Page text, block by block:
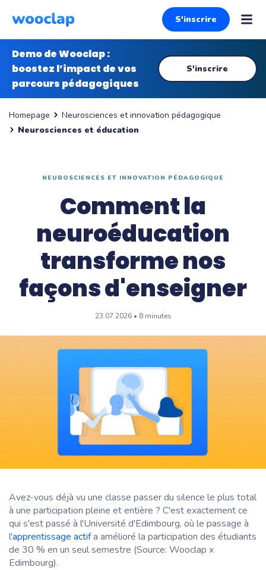
S'inscrire
Demo de Wooclap :
boostez l’impact de vos
parcours pédagogiques
S'inscrire
Homepage
Neurosciences et innovation pédagogique
Neurosciences et éducation
NEUROSCIENCES ET INNOVATION PÉDAGOGIQUE
Comment la
neuroéducation
transforme nos
façons d'enseigner
23.07.2026 • 8 minutes
Avez-vous déjà vu une classe passer du silence le plus total
à une participation pleine et entière ? C'est exactement ce
qui s'est passé à l'Université d'Edimbourg, où le passage à
l'apprentissage actifa amélioré la participation des étudiants
de 30 % en un seul semestre (Source: Wooclap x
Edimbourg).